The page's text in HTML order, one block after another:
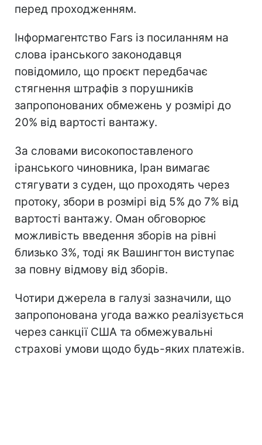
перед проходженням.
Інформагентство Fars із посиланням на
слова іранського законодавця
повідомило, що проєкт передбачає
стягнення штрафів з порушників
запропонованих обмежень у розмірі до
20% від вартості вантажу.
За словами високопоставленого
іранського чиновника, Іран вимагає
стягувати з суден, що проходять через
протоку, збори в розмірі від 5% до 7% від
вартості вантажу. Оман обговорює
можливість введення зборів на рівні
близько 3%, тоді як Вашингтон виступає
за повну відмову від зборів.
Чотири джерела в галузі зазначили, що
запропонована угода важко реалізується
через санкції США та обмежувальні
страхові умови щодо будь-яких платежів.